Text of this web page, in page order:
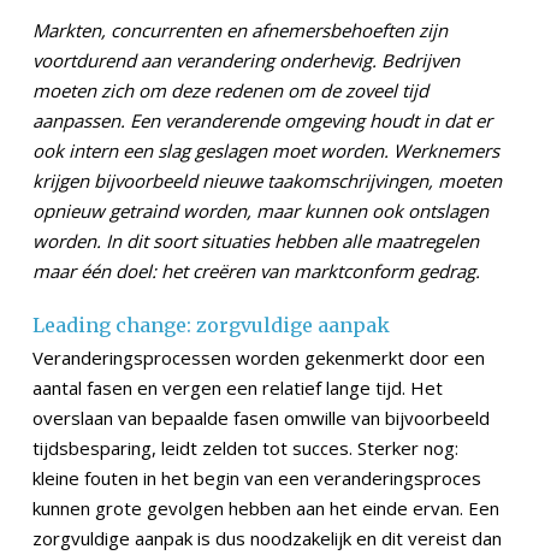
Markten, concurrenten en afnemersbehoeften zijn
voortdurend aan verandering onderhevig. Bedrijven
moeten zich om deze redenen om de zoveel tijd
aanpassen. Een veranderende omgeving houdt in dat er
ook intern een slag geslagen moet worden. Werknemers
krijgen bijvoorbeeld nieuwe taakomschrijvingen, moeten
opnieuw getraind worden, maar kunnen ook ontslagen
worden. In dit soort situaties hebben alle maatregelen
maar één doel: het creëren van marktconform gedrag.
Leading change: zorgvuldige aanpak
Veranderingsprocessen worden gekenmerkt door een
aantal fasen en vergen een relatief lange tijd. Het
overslaan van bepaalde fasen omwille van bijvoorbeeld
tijdsbesparing, leidt zelden tot succes. Sterker nog:
kleine fouten in het begin van een veranderingsproces
kunnen grote gevolgen hebben aan het einde ervan. Een
zorgvuldige aanpak is dus noodzakelijk en dit vereist dan